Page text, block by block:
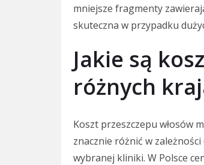
mniejsze fragmenty
skuteczna w przypadku
Jakie są
różnych
Koszt przeszczepu włosów
znacznie różnić w
wybranej kliniki. W Polsce